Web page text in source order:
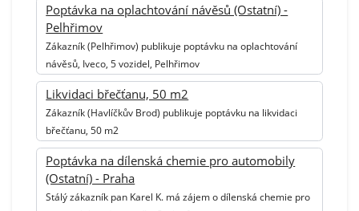
Poptávka na oplachtování návěsů (Ostatní) -
Pelhřimov
Zákazník (Pelhřimov) publikuje poptávku na oplachtování
návěsů, Iveco, 5 vozidel, Pelhřimov
Likvidaci břečťanu, 50 m2
Zákazník (Havlíčkův Brod) publikuje poptávku na likvidaci
břečťanu, 50 m2
Poptávka na dílenská chemie pro automobily
(Ostatní) - Praha
Stálý zákazník pan Karel K. má zájem o dílenská chemie pro